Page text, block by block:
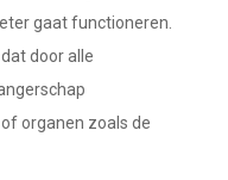
gaat functioneren.
door alle
organen zoals de